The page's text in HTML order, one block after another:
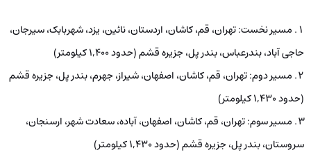
مسیر نخست: تهران، قم، کاشان، اردستان، نائین، یزد، شهربابک، سیرجان،
حاجی آباد، بندرعباس، بندر پل، جزیره قشم (حدود ۱,۴۰۰ کیلومتر)
مسیر دوم: تهران، قم، کاشان، اصفهان، شیراز، جهرم، بندر پل، جزیره قشم
(حدود ۱,۴۳۰ کیلومتر)
مسیر سوم: تهران، قم، کاشان، اصفهان، آباده، سعادت شهر، ارسنجان،
سروستان، بندر پل، جزیره قشم (حدود ۱,۴۳۰ کیلومتر)